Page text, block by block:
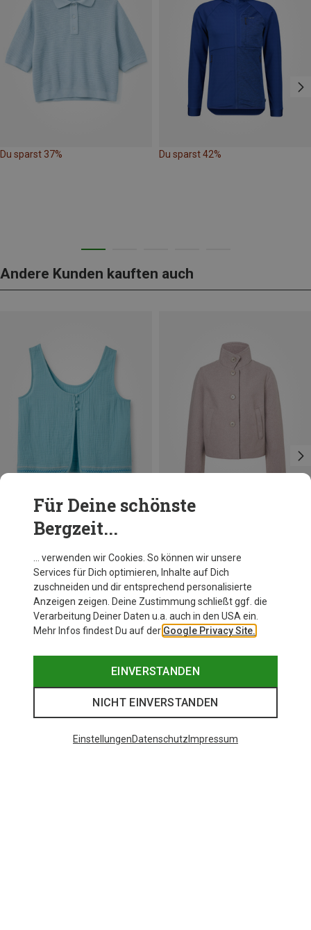
Du sparst 37% Du sparst 42%
Andere Kunden kauften auch
Du sparst 31%
Für Deine schönste
Bergzeit...
… verwenden wir Cookies. So können wir unsere
Services für Dich optimieren, Inhalte auf Dich
zuschneiden und dir entsprechend personalisierte
Anzeigen zeigen. Deine Zustimmung schließt ggf. die
Verarbeitung Deiner Daten u.a. auch in den USA ein.
Mehr Infos findest Du auf der Google Privacy Site.
EINVERSTANDEN
NICHT EINVERSTANDEN
EinstellungenDatenschutz Impressum